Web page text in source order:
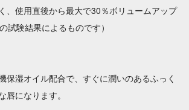
、使用直後から最大で30％ボリュームアップ
試験結果によるものです）
保湿オイル配合で、すぐに潤いのあるふっく
唇になります。